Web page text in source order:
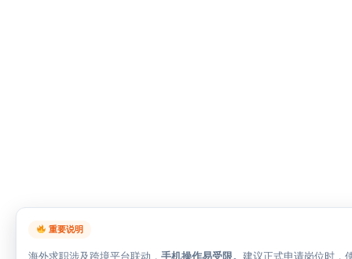
重要说明
海外求职涉及跨境平台联动， 手机操作易受限。 建议正式申请岗位时，